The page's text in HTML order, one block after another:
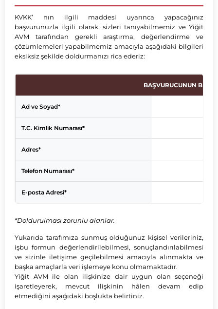
KVKK’ nın ilgili maddesi uyarınca yapacağınız
başvurunuzla ilgili olarak, sizleri tanıyabilmemiz ve Yiğit
AVM tarafından gerekli araştırma, değerlendirme ve
çözümlemeleri yapabilmemiz amacıyla aşağıdaki bilgileri
eksiksiz şekilde doldurmanızı rica ederiz:
BAŞVURUCUNUN
Ad ve Soyad*
T.C. Kimlik Numarası*
Adres*
Telefon Numarası*
E-posta Adresi*
*Doldurulması zorunlu alanlar.
Yukarıda tarafımıza sunmuş olduğunuz kişisel verileriniz,
işbu formun değerlendirilebilmesi, sonuçlandırılabilmesi
ve sizinle iletişime geçilebilmesi amacıyla alınmakta ve
başka amaçlarla veri işlemeye konu olmamaktadır.
Yiğit AVM ile olan ilişkinize dair uygun olan seçeneği
işaretleyerek, mevcut ilişkinin hâlen devam edip
etmediğini aşağıdaki boşlukta belirtiniz.